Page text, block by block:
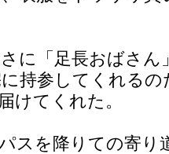
に「足長おばさん
持参してくれるの
けてくれた。
スを降りての寄り